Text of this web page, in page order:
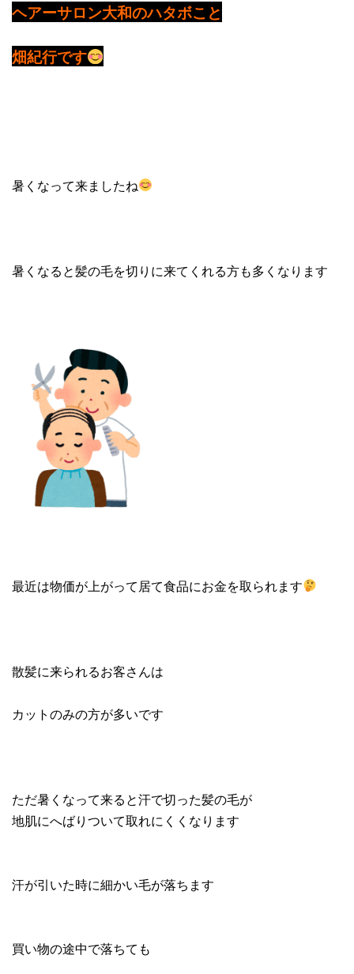
ヘアーサロン大和のハタボこと
畑紀行です
暑くなって来ましたね
暑くなると髪の毛を切りに来てくれる方も多くなります
最近は物価が上がって居て食品にお金を取られます
散髪に来られるお客さんは
カットのみの方が多いです
ただ暑くなって来ると汗で切った髪の毛が
地肌にへばりついて取れにくくなります
汗が引いた時に細かい毛が落ちます
買い物の途中で落ちても